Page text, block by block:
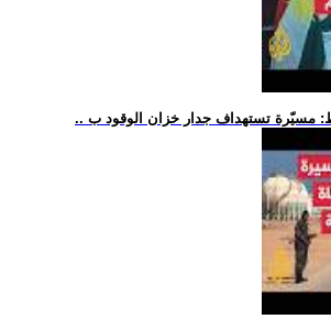
مسيّرة تستهداف جدار خزان الوقود ب